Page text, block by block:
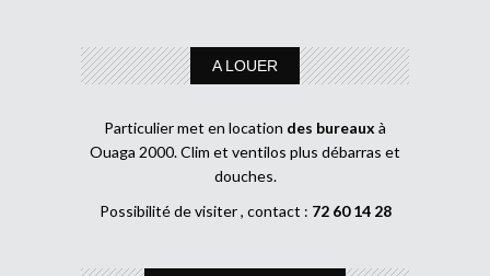
A LOUER
Particulier met en location des bureaux à
Ouaga 2000. Clim et ventilos plus débarras et
douches.
Possibilité de visiter , contact : 72 60 14 28